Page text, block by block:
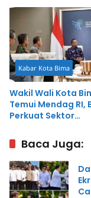
Kabar Kota Bima
Wakil Wali Kota
Temui Mendag RI,
Perkuat Sektor
Baca Juga: